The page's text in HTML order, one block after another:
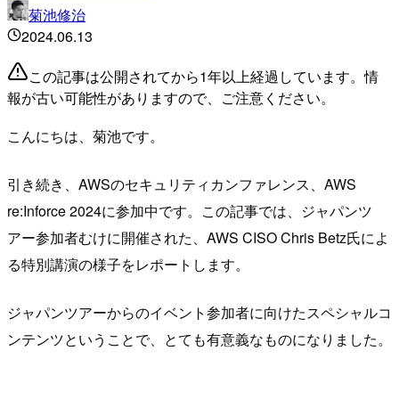
菊池修治
2024.06.13
この記事は公開されてから1年以上経過しています。情
報が古い可能性がありますので、ご注意ください。
こんにちは、菊池です。
引き続き、AWSのセキュリティカンファレンス、AWS
re:Inforce 2024に参加中です。この記事では、ジャパンツ
アー参加者むけに開催された、AWS CISO Chris Betz氏によ
る特別講演の様子をレポートします。
ジャパンツアーからのイベント参加者に向けたスペシャルコ
ンテンツということで、とても有意義なものになりました。